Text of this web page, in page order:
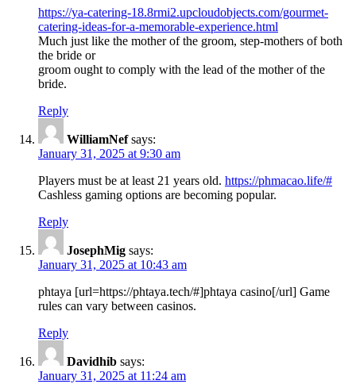
https://ya-catering-18.8rmi2.upcloudobjects.com/gourmet-
catering-ideas-for-a-memorable-experience.html
Much just like the mother of the groom, step-mothers of both
the bride or
groom ought to comply with the lead of the mother of the
bride.
Reply
WilliamNef says:
January 31, 2025 at 9:30 am
Players must be at least 21 years old. https://phmacao.life/#
Cashless gaming options are becoming popular.
Reply
JosephMig says:
January 31, 2025 at 10:43 am
phtaya [url=https://phtaya.tech/#]phtaya casino[/url] Game
rules can vary between casinos.
Reply
Davidhib says:
January 31, 2025 at 11:24 am